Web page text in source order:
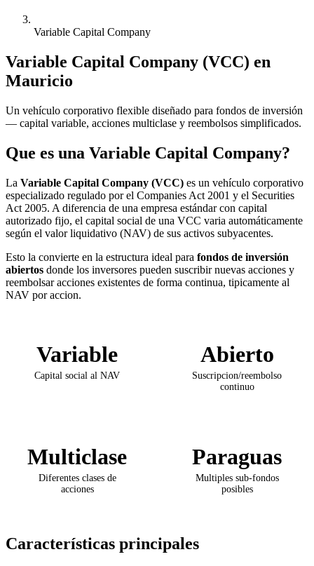
Variable Capital Company
Variable Capital Company (VCC) en
Mauricio
Un vehículo corporativo flexible diseñado para fondos de inversión
— capital variable, acciones multiclase y reembolsos simplificados.
Que es una Variable Capital Company?
La Variable Capital Company (VCC) es un vehículo corporativo
especializado regulado por el Companies Act 2001 y el Securities
Act 2005. A diferencia de una empresa estándar con capital
autorizado fijo, el capital social de una VCC varia automáticamente
según el valor liquidativo (NAV) de sus activos subyacentes.
Esto la convierte en la estructura ideal para fondos de inversión
abiertos donde los inversores pueden suscribir nuevas acciones y
reembolsar acciones existentes de forma continua, tipicamente al
NAV por accion.
Variable
Capital social al NAV
Abierto
Suscripcion/reembolso
continuo
Multiclase
Diferentes clases de
acciones
Paraguas
Multiples sub-fondos
posibles
Características principales